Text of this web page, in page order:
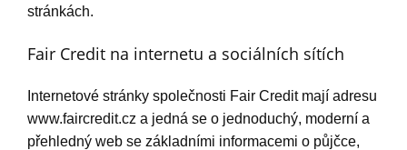
stránkách.
Fair Credit na internetu a sociálních sítích
Internetové stránky společnosti Fair Credit mají adresu
www.faircredit.cz a jedná se o jednoduchý, moderní a
přehledný web se základními informacemi o půjčce,